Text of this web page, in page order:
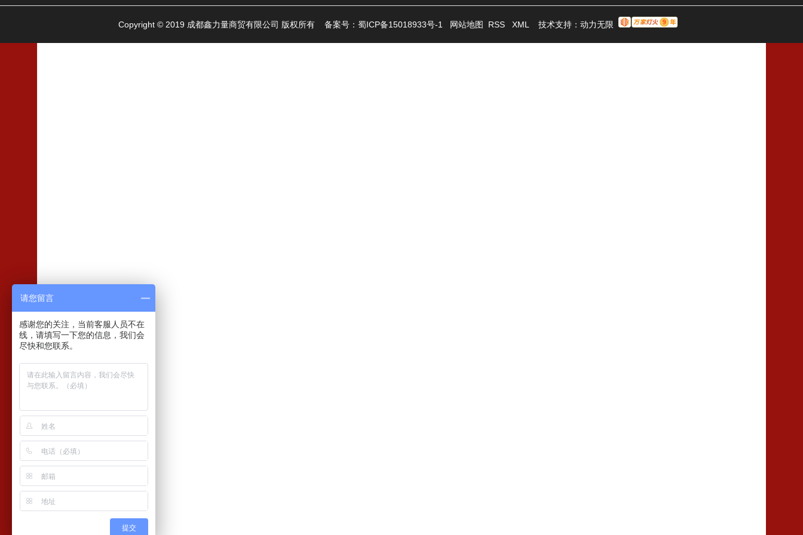
Copyright © 2019 成都鑫力量商贸有限公司 版权所有 备案号： 蜀ICP备15018933号-1 网站地图 RSS XML 技术支持： 动力无限
请您留言
感谢您的关注，当前客服人员不在
线，请填写一下您的信息，我们会
尽快和您联系。
提交